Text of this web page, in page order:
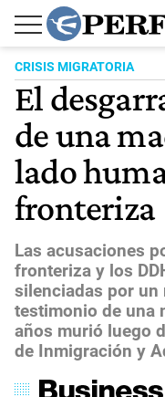
CRISIS MIGRATORIA
El
de una
lado
fronteriza
Las acusaciones
fronteriza y los
silenciadas por un
testimonio de una
años murió luego
de Inmigración y